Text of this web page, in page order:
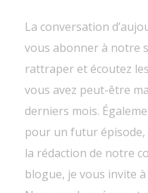
La conversation
vous abonner à notre
rattraper et écoutez
vous avez peut-être
derniers mois.
pour un futur
la rédaction de notre
blogue, je vous invite